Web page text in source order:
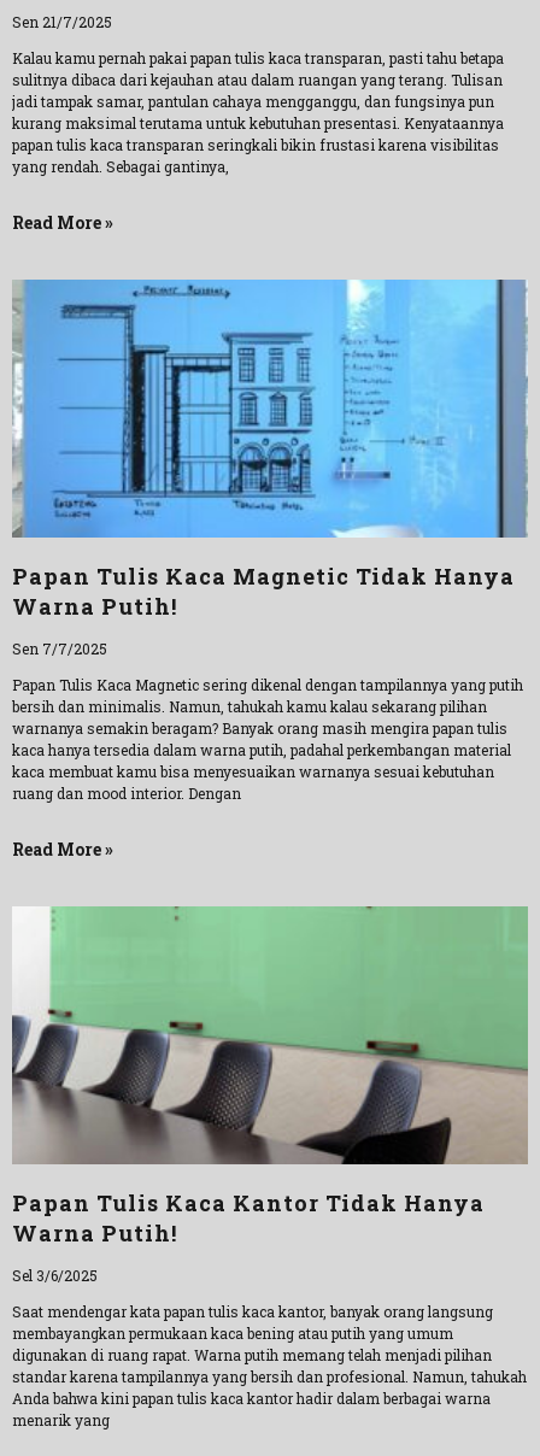
Sen 21/7/2025
Kalau kamu pernah pakai papan tulis kaca transparan, pasti tahu betapa
sulitnya dibaca dari kejauhan atau dalam ruangan yang terang. Tulisan
jadi tampak samar, pantulan cahaya mengganggu, dan fungsinya pun
kurang maksimal terutama untuk kebutuhan presentasi. Kenyataannya
papan tulis kaca transparan seringkali bikin frustasi karena visibilitas
yang rendah. Sebagai gantinya,
Read More »
Papan Tulis Kaca Magnetic Tidak Hanya
Warna Putih!
Sen 7/7/2025
Papan Tulis Kaca Magnetic sering dikenal dengan tampilannya yang putih
bersih dan minimalis. Namun, tahukah kamu kalau sekarang pilihan
warnanya semakin beragam? Banyak orang masih mengira papan tulis
kaca hanya tersedia dalam warna putih, padahal perkembangan material
kaca membuat kamu bisa menyesuaikan warnanya sesuai kebutuhan
ruang dan mood interior. Dengan
Read More »
Papan Tulis Kaca Kantor Tidak Hanya
Warna Putih!
Sel 3/6/2025
Saat mendengar kata papan tulis kaca kantor, banyak orang langsung
membayangkan permukaan kaca bening atau putih yang umum
digunakan di ruang rapat. Warna putih memang telah menjadi pilihan
standar karena tampilannya yang bersih dan profesional. Namun, tahukah
Anda bahwa kini papan tulis kaca kantor hadir dalam berbagai warna
menarik yang